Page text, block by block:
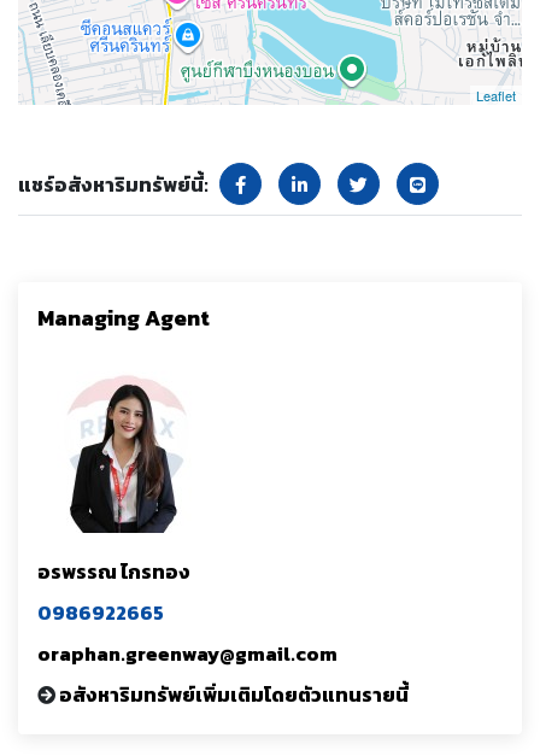
Leaflet
แชร์อสังหาริมทรัพย์นี้:
Managing Agent
อรพรรณ ไกรทอง
0986922665
oraphan.greenway@gmail.com
อสังหาริมทรัพย์เพิ่มเติมโดยตัวแทนรายนี้